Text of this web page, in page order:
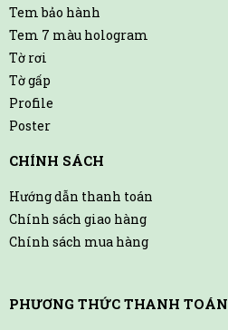
Tem bảo hành
Tem 7 màu hologram
Tờ rơi
Tờ gấp
Profile
Poster
CHÍNH SÁCH
Hướng dẫn thanh toán
Chính sách giao hàng
Chính sách mua hàng
PHƯƠNG THỨC THANH TOÁN